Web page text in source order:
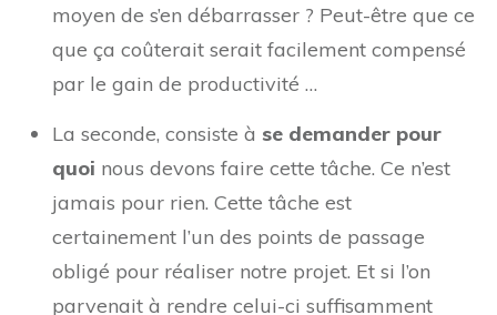
moyen de s’en débarrasser ? Peut-être que ce
que ça coûterait serait facilement compensé
par le gain de productivité …
La seconde, consiste à se demander pour
quoi nous devons faire cette tâche. Ce n’est
jamais pour rien. Cette tâche est
certainement l’un des points de passage
obligé pour réaliser notre projet. Et si l’on
parvenait à rendre celui-ci suffisamment